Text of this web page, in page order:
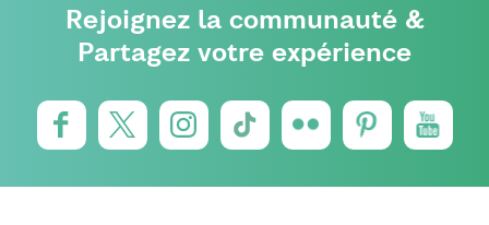
Rejoignez la communauté &
Partagez votre expérience